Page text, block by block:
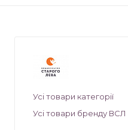
Усі товари категорії
Усі товари бренду ВСЛ